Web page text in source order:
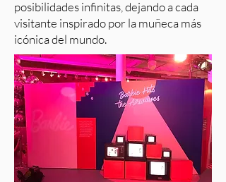
posibilidades infinitas, dejando a cada
visitante inspirado por la muñeca más
icónica del mundo.